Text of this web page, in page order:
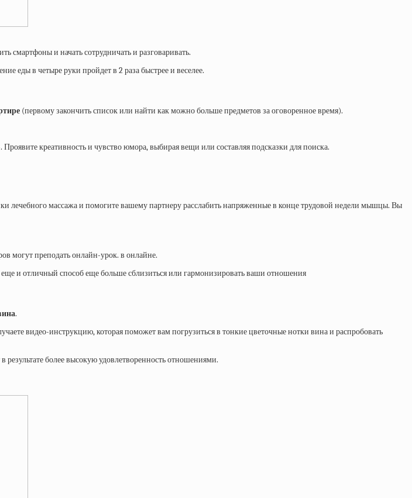
смартфоны и начать сотрудничать и разговаривать.
еды в четыре руки пройдет в 2 раза быстрее и веселее.
(первому закончить список или найти как можно больше предметов за оговоренное время).
креативность и чувство юмора, выбирая вещи или составляя подсказки для поиска.
лечебного массажа и помогите вашему партнеру расслабить напряженные в конце трудовой недели мышцы. Вы
могут преподать онлайн-урок. в онлайне.
еще и отличный способ еще больше сблизиться или гармонизировать ваши отношения
.
видео-инструкцию, которая поможет вам погрузиться в тонкие цветочные нотки вина и распробовать
более высокую удовлетворенность отношениями.